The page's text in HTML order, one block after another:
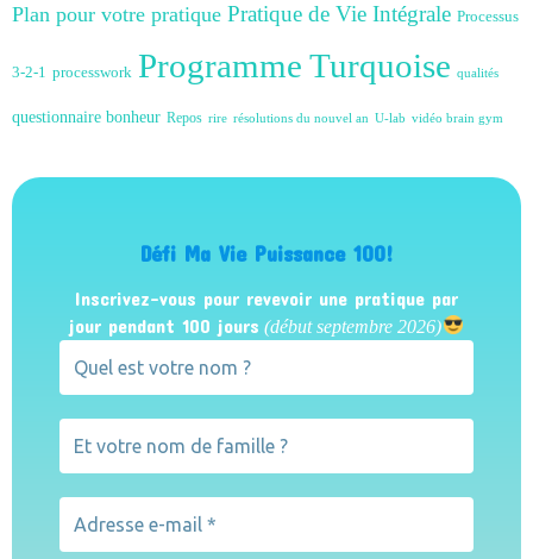
Plan pour votre pratique Pratique de Vie Intégrale Processus
3-2-1 processwork Programme Turquoise qualités
questionnaire bonheur Repos rire résolutions du nouvel an U-lab vidéo brain gym
Défi Ma Vie Puissance 100!
Inscrivez-vous pour revevoir une pratique par
jour pendant 100 jours (début septembre 2026)